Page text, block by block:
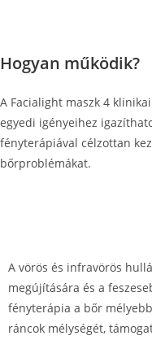
Hogyan működik?
A Facialight maszk 4
egyedi igényeihez
fényterápiával célzottan
bőrproblémákat.
A vörös és infravörös
megújítására és a
fényterápia a bőr
ráncok mélységét,